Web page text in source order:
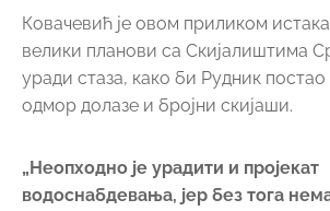
Ковачевић је овом приликом
велики планови са Скијалиштима
уради стаза, како би Рудник постао
одмор долазе и бројни скијаши.
„Неопходно је урадити и пројекат
водоснабдевања, јер без тога